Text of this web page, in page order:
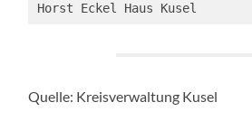
Horst Eckel Haus Kusel
Quelle: Kreisverwaltung Kusel